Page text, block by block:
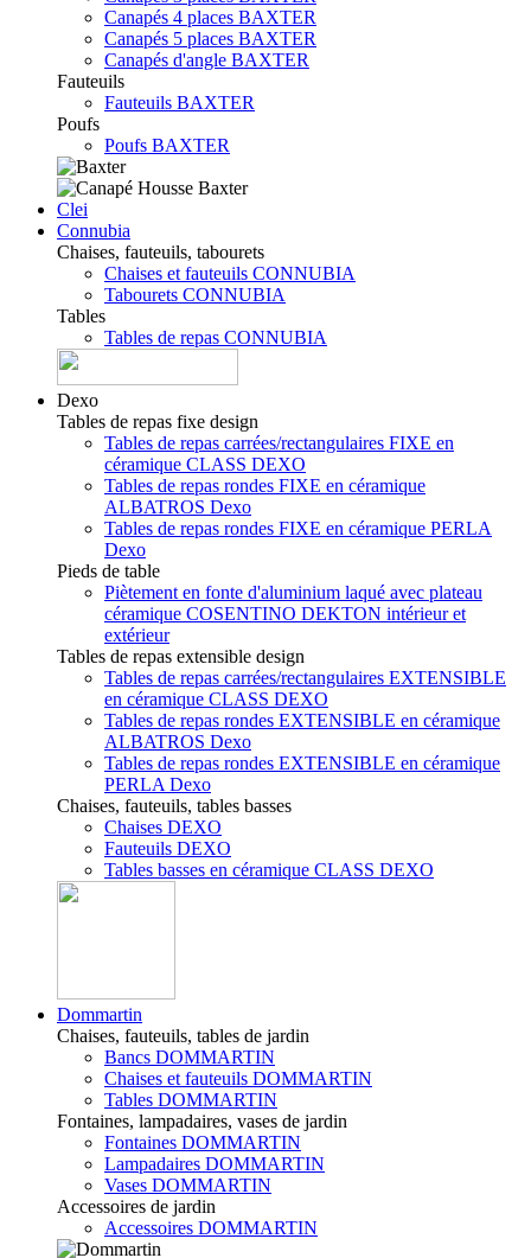
Canapés 4 places BAXTER
Canapés 5 places BAXTER
Canapés d'angle BAXTER
Fauteuils
Fauteuils BAXTER
Poufs
Poufs BAXTER
Clei
Connubia
Chaises, fauteuils, tabourets
Chaises et fauteuils CONNUBIA
Tabourets CONNUBIA
Tables
Tables de repas CONNUBIA
Dexo
Tables de repas fixe design
Tables de repas carrées/rectangulaires FIXE en
céramique CLASS DEXO
Tables de repas rondes FIXE en céramique
ALBATROS Dexo
Tables de repas rondes FIXE en céramique PERLA
Dexo
Pieds de table
Piètement en fonte d'aluminium laqué avec plateau
céramique COSENTINO DEKTON intérieur et
extérieur
Tables de repas extensible design
Tables de repas carrées/rectangulaires EXTENSIBLE
en céramique CLASS DEXO
Tables de repas rondes EXTENSIBLE en céramique
ALBATROS Dexo
Tables de repas rondes EXTENSIBLE en céramique
PERLA Dexo
Chaises, fauteuils, tables basses
Chaises DEXO
Fauteuils DEXO
Tables basses en céramique CLASS DEXO
Dommartin
Chaises, fauteuils, tables de jardin
Bancs DOMMARTIN
Chaises et fauteuils DOMMARTIN
Tables DOMMARTIN
Fontaines, lampadaires, vases de jardin
Fontaines DOMMARTIN
Lampadaires DOMMARTIN
Vases DOMMARTIN
Accessoires de jardin
Accessoires DOMMARTIN